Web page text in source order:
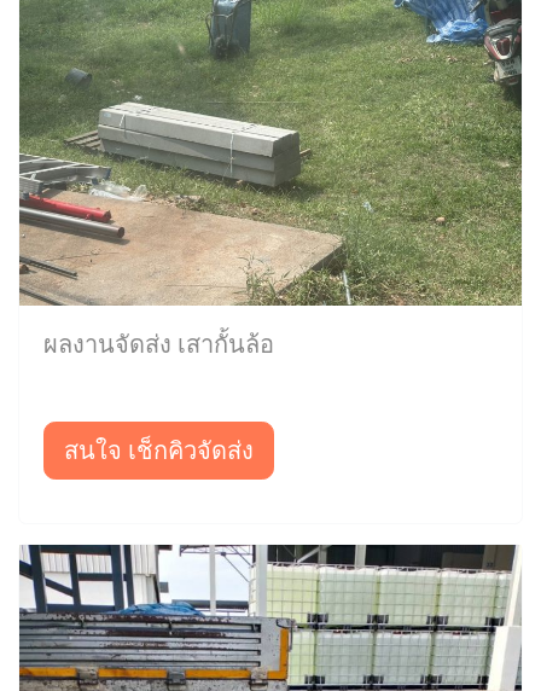
ผลงานจัดส่ง เสากั้นล้อ
สนใจ เช็กคิวจัดส่ง